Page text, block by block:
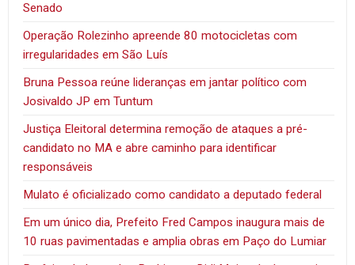
Senado
Operação Rolezinho apreende 80 motocicletas com
irregularidades em São Luís
Bruna Pessoa reúne lideranças em jantar político com
Josivaldo JP em Tuntum
Justiça Eleitoral determina remoção de ataques a pré-
candidato no MA e abre caminho para identificar
responsáveis
Mulato é oficializado como candidato a deputado federal
Em um único dia, Prefeito Fred Campos inaugura mais de
10 ruas pavimentadas e amplia obras em Paço do Lumiar